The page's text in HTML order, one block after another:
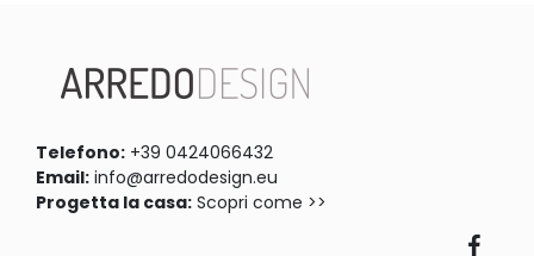
Telefono: +39 0424066432
Email: info@arredodesign.eu
Progetta la casa: Scopri come >>